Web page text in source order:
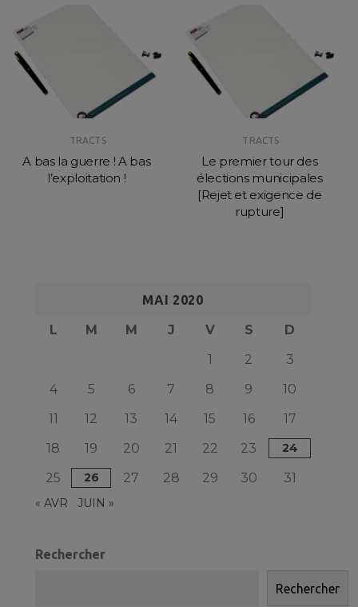
TRACTS
A bas la guerre ! A bas
l’exploitation !
TRACTS
Le premier tour des
élections municipales
[Rejet et exigence de
rupture]
MAI 2020
L M M J V S
D
1
2
3
4
5 6 7 8 9
10
11
12 13 14 15 16
17
18
19 20 21 22 23 24
25 26 27 28 29 30 31
« AVR JUIN »
Rechercher
Rechercher